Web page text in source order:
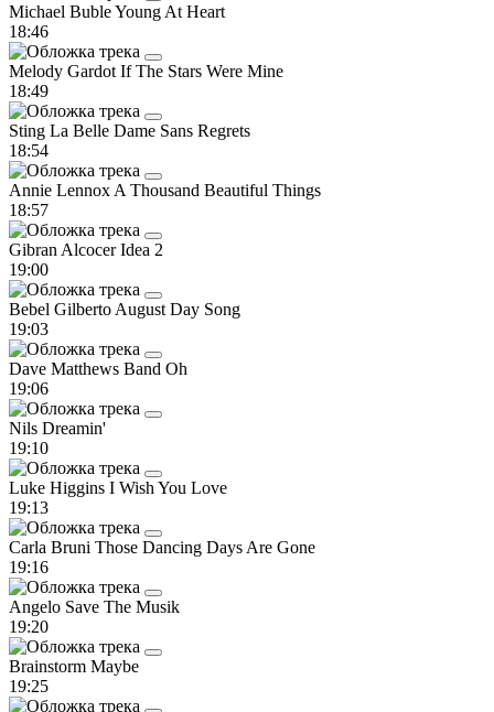
Michael BubleYoung At Heart
18:46
Melody Gardot If The Stars Were Mine
18:49
Sting La Belle Dame Sans Regrets
18:54
Annie Lennox A Thousand Beautiful Things
18:57
Gibran AlcocerIdea 2
19:00
Bebel Gilberto August Day Song
19:03
Dave Matthews Band Oh
19:06
Nils Dreamin'
19:10
Luke Higgins I Wish You Love
19:13
Carla Bruni Those Dancing Days Are Gone
19:16
Angelo Save The Musik
19:20
Brainstorm Maybe
19:25